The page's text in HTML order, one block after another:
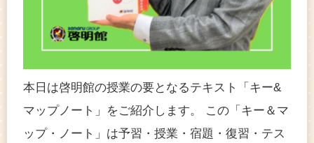
本日は啓明館の授業の要となるテキスト「キー&
マップノート」をご紹介します。 この「キー＆マ
ップ・ノート」は予習・授業・宿題・復習・テス